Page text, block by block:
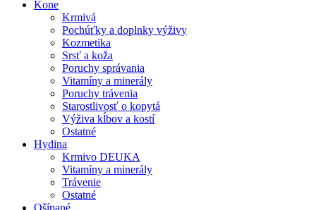
Kone
Krmivá
Pochúťky a doplnky výživy
Kozmetika
Srsť a koža
Poruchy správania
Vitamíny a minerály
Poruchy trávenia
Starostlivosť o kopytá
Výživa kĺbov a kostí
Ostatné
Hydina
Krmivo DEUKA
Vitamíny a minerály
Trávenie
Ostatné